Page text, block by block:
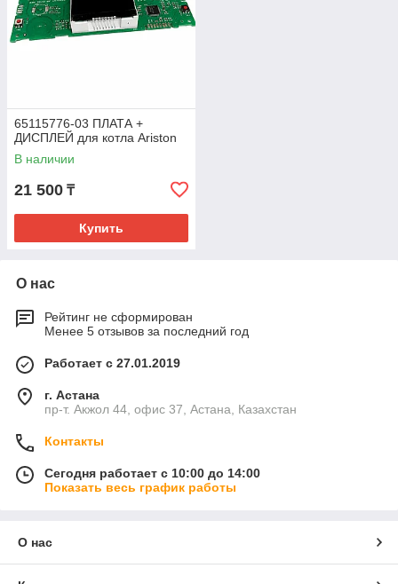
65115776-03 ПЛАТА +
ДИСПЛЕЙ для котла Ariston
В наличии
21 500 ₸
Купить
О нас
Рейтинг не сформирован
Менее 5 отзывов за последний год
Работает с 27.01.2019
г. Астана
пр-т. Акжол 44, офис 37, Астана, Казахстан
Контакты
Сегодня работает с 10:00 до 14:00
Показать весь график работы
О нас